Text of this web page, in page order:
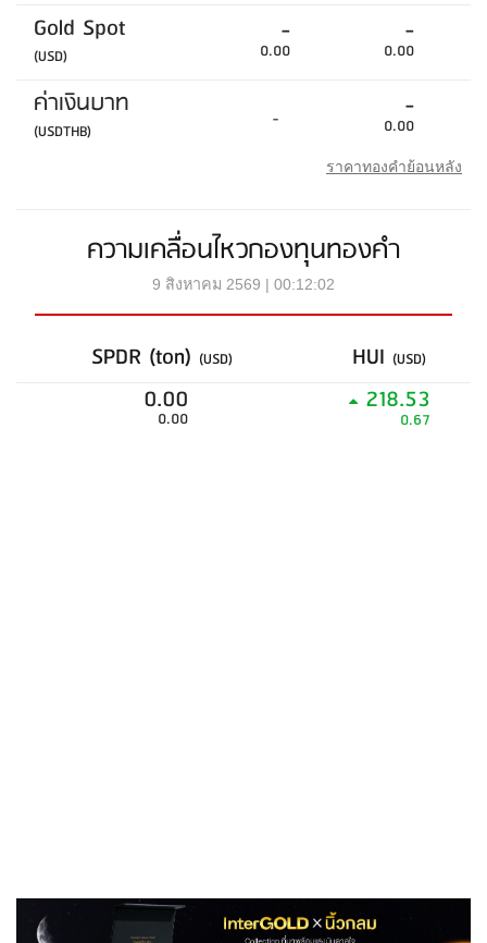
Gold Spot
(USD)
-
0.00
-
0.00
ค่าเงินบาท
(USDTHB) - -
0.00
ราคาทองคำย้อนหลัง
ความเคลื่อนไหวกองทุนทองคำ
9 สิงหาคม 2569 | 00:12:02
SPDR (ton) (USD) HUI (USD)
0.00
0.00
218.53
0.67